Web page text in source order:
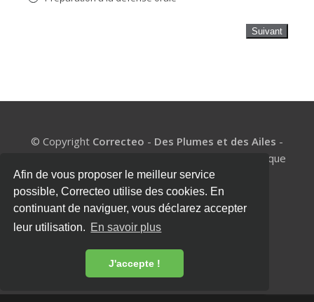
Afin de vous proposer le meilleur service
possible, Correcteo utilise des cookies. En
continuant de naviguer, vous déclarez accepter
leur utilisation. En savoir plus
J'accepte !
Suivant
© Copyright Correcteo - Des Plumes et des Ailes -
BE1002.977.327 - Un coach de mémoire pour chaque
étudiant
Mentions légales|Politique de confidentialité
Conditions générales|Presse|Contact